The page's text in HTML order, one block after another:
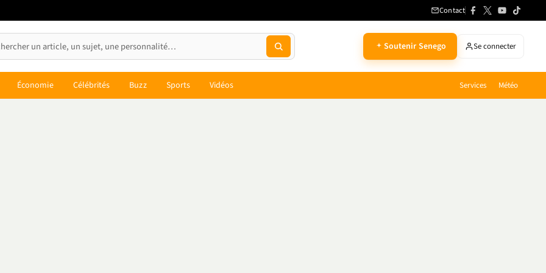
Contact
Soutenir Senego Se connecter
Économie Célébrités Buzz Sports Vidéos Services Météo